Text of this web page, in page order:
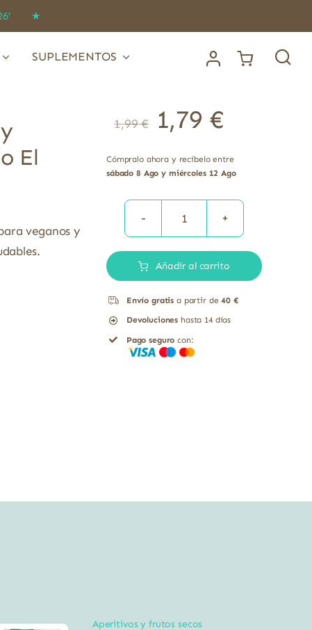
★
SUPLEMENTOS
El
veganos y
1,99€ 1,79 €
Cómpralo ahora y recíbelo entre
sábado 8 Ago y miércoles 12 Ago
Tortitas
arroz
y
lentejas
rojas
Añadir al carrito
Envío gratis a partir de40 €
Devoluciones hasta 14 días
Pago seguro con:
Aperitivos y frutos secos